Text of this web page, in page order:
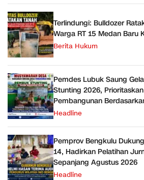
Terlindungi: Bulldozer
Warga RT 15 Medan Baru
Berita Hukum
Pemdes Lubuk Saung
Stunting 2026,
Pembangunan
Headline
Pemprov Bengkulu
14, Hadirkan Pelatihan
Sepanjang Agustus 2026
Headline